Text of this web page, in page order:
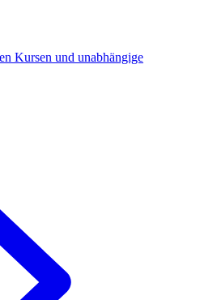
Kursen und unabhängige